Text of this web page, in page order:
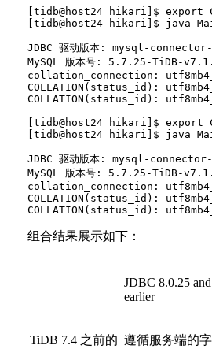
[tidb@host24 hikari]$
[tidb@host24 hikari]$ java
JDBC 驱动版本: mysql-
MySQL 版本号: 5.7.25-TiDB-
collation_connection:
COLLATION(status_id):
COLLATION(status_id):
[tidb@host24 hikari]$
[tidb@host24 hikari]$ java
JDBC 驱动版本: mysql-
MySQL 版本号: 5.7.25-TiDB-
collation_connection:
COLLATION(status_id):
组合结果展示如下：
JDBC 8.0.25 and
earlier
TiDB 7.4 之前的 遵循服务端的字